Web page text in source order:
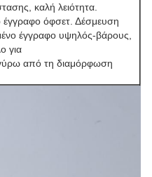
καλή λειότητα.
έγγραφο όφσετ. Δέσμευση
έγγραφο υψηλός-βάρους,
για
από τη διαμόρφωση